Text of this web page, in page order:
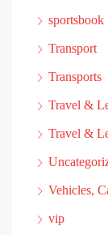
sportsbook
Transport
Transports
Travel &
Travel &
Vehicles,
vip